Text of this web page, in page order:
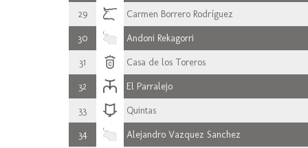
29 Carmen Borrero Rodríguez
30 Andoni Rekagorri
31 Casa de los Toreros
32 El Parralejo
33 Quintas
34 Alejandro Vazquez Sanchez